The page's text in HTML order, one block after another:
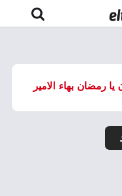
رمضان بهاء الامير